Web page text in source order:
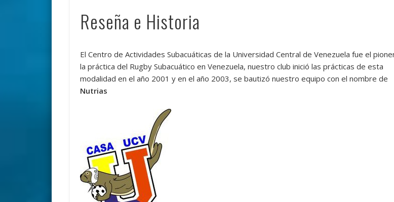
Reseña e Historia
El Centro de Actividades Subacuáticas de la Universidad Central de Venezuela fue el
la práctica del Rugby Subacuático en Venezuela, nuestro club inició las prácticas de esta
modalidad en el año 2001 y en el año 2003, se bautizó nuestro equipo con el nombre de
Nutrias